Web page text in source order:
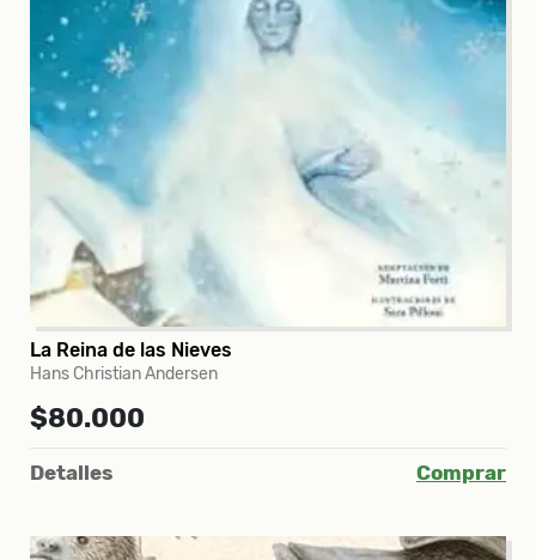
La Reina de las Nieves
Hans Christian Andersen
$80.000
Detalles Comprar